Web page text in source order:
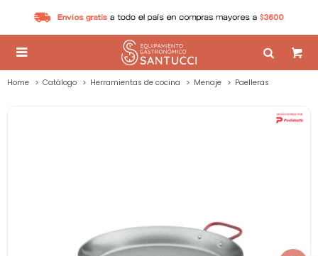

Home Catálogo Herramientas de cocina Menaje Paelleras